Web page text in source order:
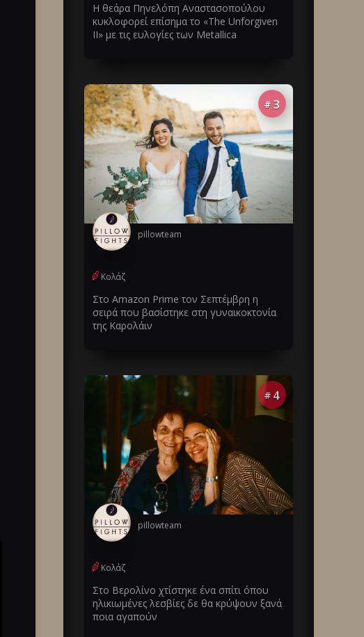
Η θεάρα Πηνελόπη Αναστασοπούλου
κυκλοφορεί επίσημα το «The Unforgiven
II» με τις ευλογίες των Metallica
# 3
pillowteam
Κολάζ
Στο Amazon Prime τον Σεπτέμβρη η
σειρά που βασίστηκε στη γυναικοκτονία
της Καρολάιν
# 4
pillowteam
Κολάζ
Στο Βερολίνο χτίστηκε ένα σπίτι όπου
ηλικιωμένες λεσβίες δε θα κρύψουν ξανά
ποια αγαπούν